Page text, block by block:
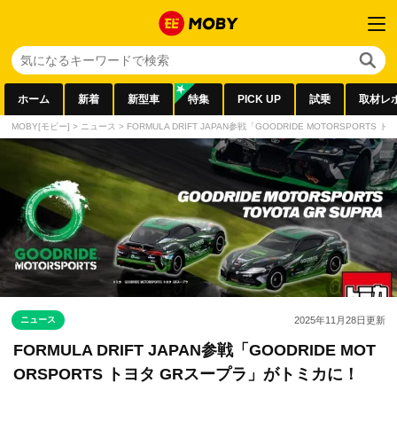
ホーム 新着 新型車 特集 PICK UP 試乗 取材レ
MOBY[モビー] > ニュース > FORMULA DRIFT JAPAN参戦「GOODRIDE MOTORSPORTS ト
ニュース 2025年11月28日更新
FORMULA DRIFT JAPAN参戦「GOODRIDE MOT
ORSPORTS トヨタ GRスープラ」がトミカに！